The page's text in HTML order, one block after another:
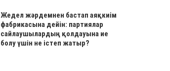
Жедел жәрдемнен бастап аяқкиім
фабрикасына дейін: партиялар
сайлаушылардың қолдауына ие
болу үшін не істеп жатыр?